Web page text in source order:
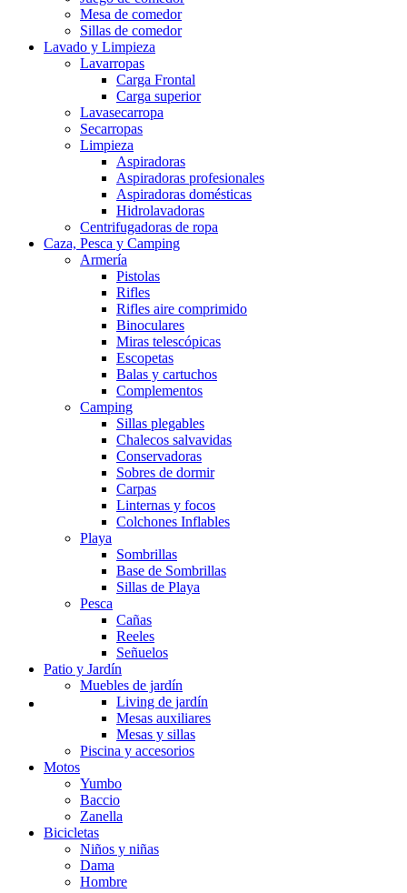
Mesa de comedor
Sillas de comedor
Lavado y Limpieza
Lavarropas
Carga Frontal
Carga superior
Lavasecarropa
Secarropas
Limpieza
Aspiradoras
Aspiradoras profesionales
Aspiradoras domésticas
Hidrolavadoras
Centrifugadoras de ropa
Caza, Pesca y Camping
Armería
Pistolas
Rifles
Rifles aire comprimido
Binoculares
Miras telescópicas
Escopetas
Balas y cartuchos
Complementos
Camping
Sillas plegables
Chalecos salvavidas
Conservadoras
Sobres de dormir
Carpas
Linternas y focos
Colchones Inflables
Playa
Sombrillas
Base de Sombrillas
Sillas de Playa
Pesca
Cañas
Reeles
Señuelos
Patio y Jardín
Muebles de jardín
Living de jardín
Mesas auxiliares
Mesas y sillas
Piscina y accesorios
Motos
Yumbo
Baccio
Zanella
Bicicletas
Niños y niñas
Dama
Hombre